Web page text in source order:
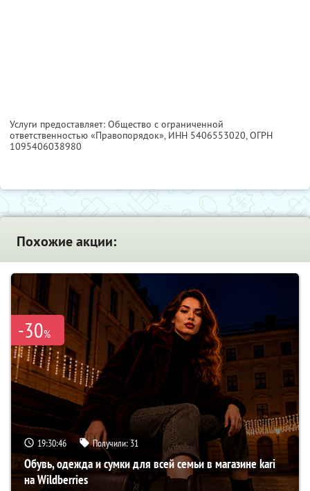
Услуги предоставляет: Общество с ограниченной
ответственностью «Правопорядок», ИНН 5406553020, ОГРН
1095406038980
Похожие акции:
-30%
19:30:45 Получили: 31
Обувь, одежда и сумки для всей семьи в магазине kari
на Wildberries